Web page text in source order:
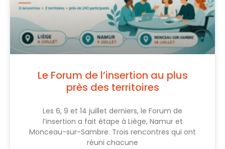
Le Forum de l’insertion au plus
près des territoires
Les 6, 9 et 14 juillet derniers, le Forum de
l’insertion a fait étape à Liège, Namur et
Monceau-sur-Sambre. Trois rencontres qui ont
réuni chacune